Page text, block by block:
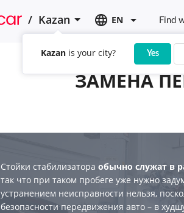
/ Kazan
Kazan is your city? Yes
EN Find
ЗАМЕНА
Стойки стабилизатора обычно служат в
так что при таком пробеге уже нужно
устранением неисправности нельзя,
безопасности передвижения авто – в